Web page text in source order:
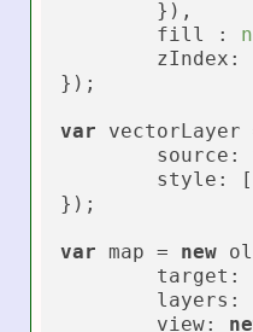
	fill :
zIndex :
});
var vectorLayer
source :
style :
});
var map = new
target :
layers :
view: